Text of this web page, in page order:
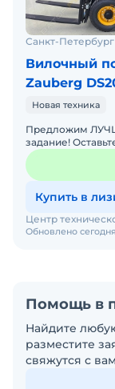
Санкт-
Вилочный
Zauberg
Новая техника
Предложим
задание! Оставьте номер и запрос - мы подберем модель
со СКИДКОЙ. В наличии на складах новые вилочные
погрузчики
Купить в
Обновлено сегодня
Центр
Помощь в
Найдите
разместите
свяжутся с